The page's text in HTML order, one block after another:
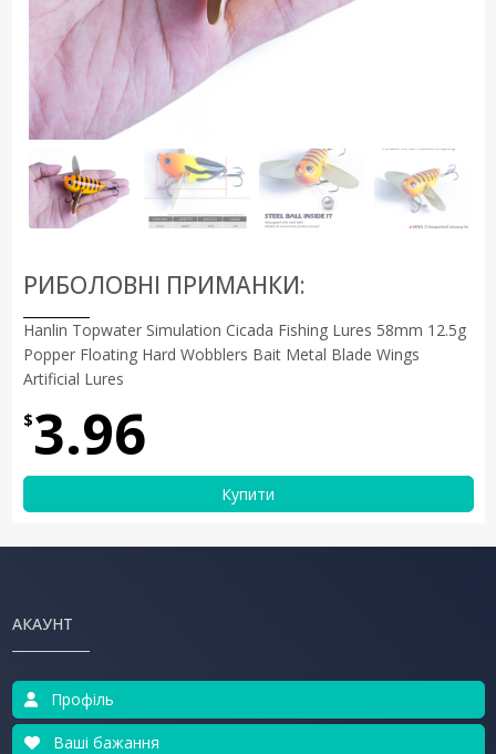
РИБОЛОВНІ ПРИМАНКИ:
Hanlin Topwater Simulation Cicada Fishing Lures 58mm 12.5g
Popper Floating Hard Wobblers Bait Metal Blade Wings
Artificial Lures
$3.96
Купити
АКАУНТ
Профіль
Ваші бажання